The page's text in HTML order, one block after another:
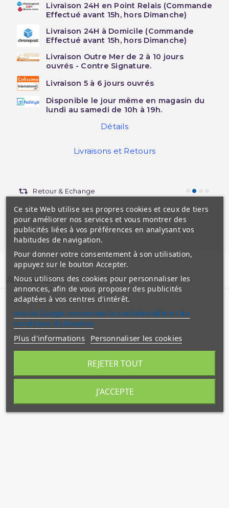
Livraison 24H en Point Relais (Commande
Effectué avant 15h, hors Dimanche)
Livraison 24H à Domicile (Commande
Effectué avant 15h, hors Dimanche)
Livraison Outre Mer de 2 à 10 jours
ouvrés - Contre Signature.
Livraison 5 à 6 jours ouvrés
Disponible le jour même en magasin du
lundi au samedi de 10h à 19h.
Détails
Livraisons et Retours
Retour & Echange
Avis clients
Ce site Web utilise ses propres cookies et ceux de tiers
pour améliorer nos services et vous montrer des
publicités liées à vos préférences en analysant vos
habitudes de navigation.
Pour donner votre consentement à son utilisation,
appuyez sur le bouton Accepter.
Nous utilisons des cookies pour personnaliser les
annonces, afin de vous proposer des publicités
adaptées à vos centres d'intérêt.
site de Google concernant la confidentialité et les
conditions d'utilisation
Plus d'informations Personnaliser les cookies
REJETER TOUT
J'ACCEPTE